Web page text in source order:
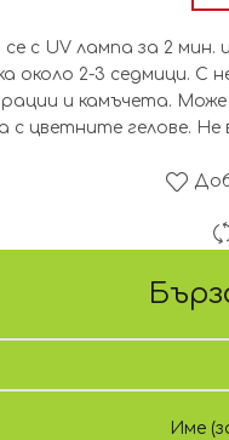
се с UV лампа за 2
около 2-3 седмици. С
и камъчета.
с цветните гелове.
Име